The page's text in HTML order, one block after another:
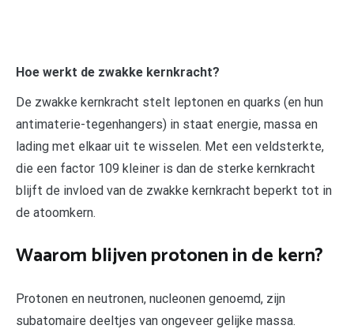
Hoe werkt de zwakke kernkracht?
De zwakke kernkracht stelt leptonen en quarks (en hun
antimaterie-tegenhangers) in staat energie, massa en
lading met elkaar uit te wisselen. Met een veldsterkte,
die een factor 109 kleiner is dan de sterke kernkracht
blijft de invloed van de zwakke kernkracht beperkt tot in
de atoomkern.
Waarom blijven protonen in de kern?
Protonen en neutronen, nucleonen genoemd, zijn
subatomaire deeltjes van ongeveer gelijke massa.